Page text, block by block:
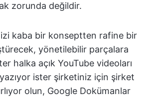
zorunda değildir.
kaba bir konseptten rafine bir
yönetilebilir parçalara
halka açık YouTube videoları
ister şirketiniz için şirket
olun, Google Dokümanlar